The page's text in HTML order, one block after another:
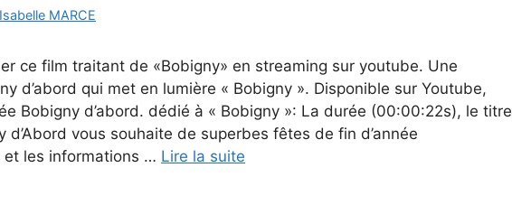
Isabelle MARCE
ce film traitant de «Bobigny» en streaming sur youtube. Une
d’abord qui met en lumière « Bobigny ». Disponible sur Youtube,
Bobigny d’abord. dédié à « Bobigny »: La durée (00:00:22s), le titre
d’Abord vous souhaite de superbes fêtes de fin d’année
les informations … Lire la suite